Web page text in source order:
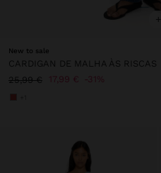
+
New to sale
CARDIGAN DE MALHA ÀS RISCAS
25,99 €
17,99 € 31%